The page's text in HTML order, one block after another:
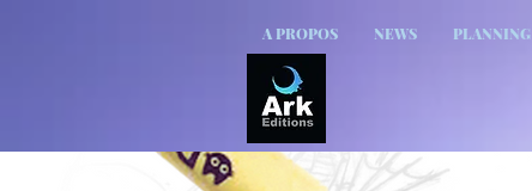
A PROPOS NEWS PLANNING